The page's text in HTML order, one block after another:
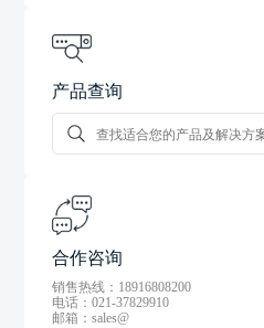
产品查询
合作咨询
销售热线：18916808200
电话：021-37829910
邮箱：sales@